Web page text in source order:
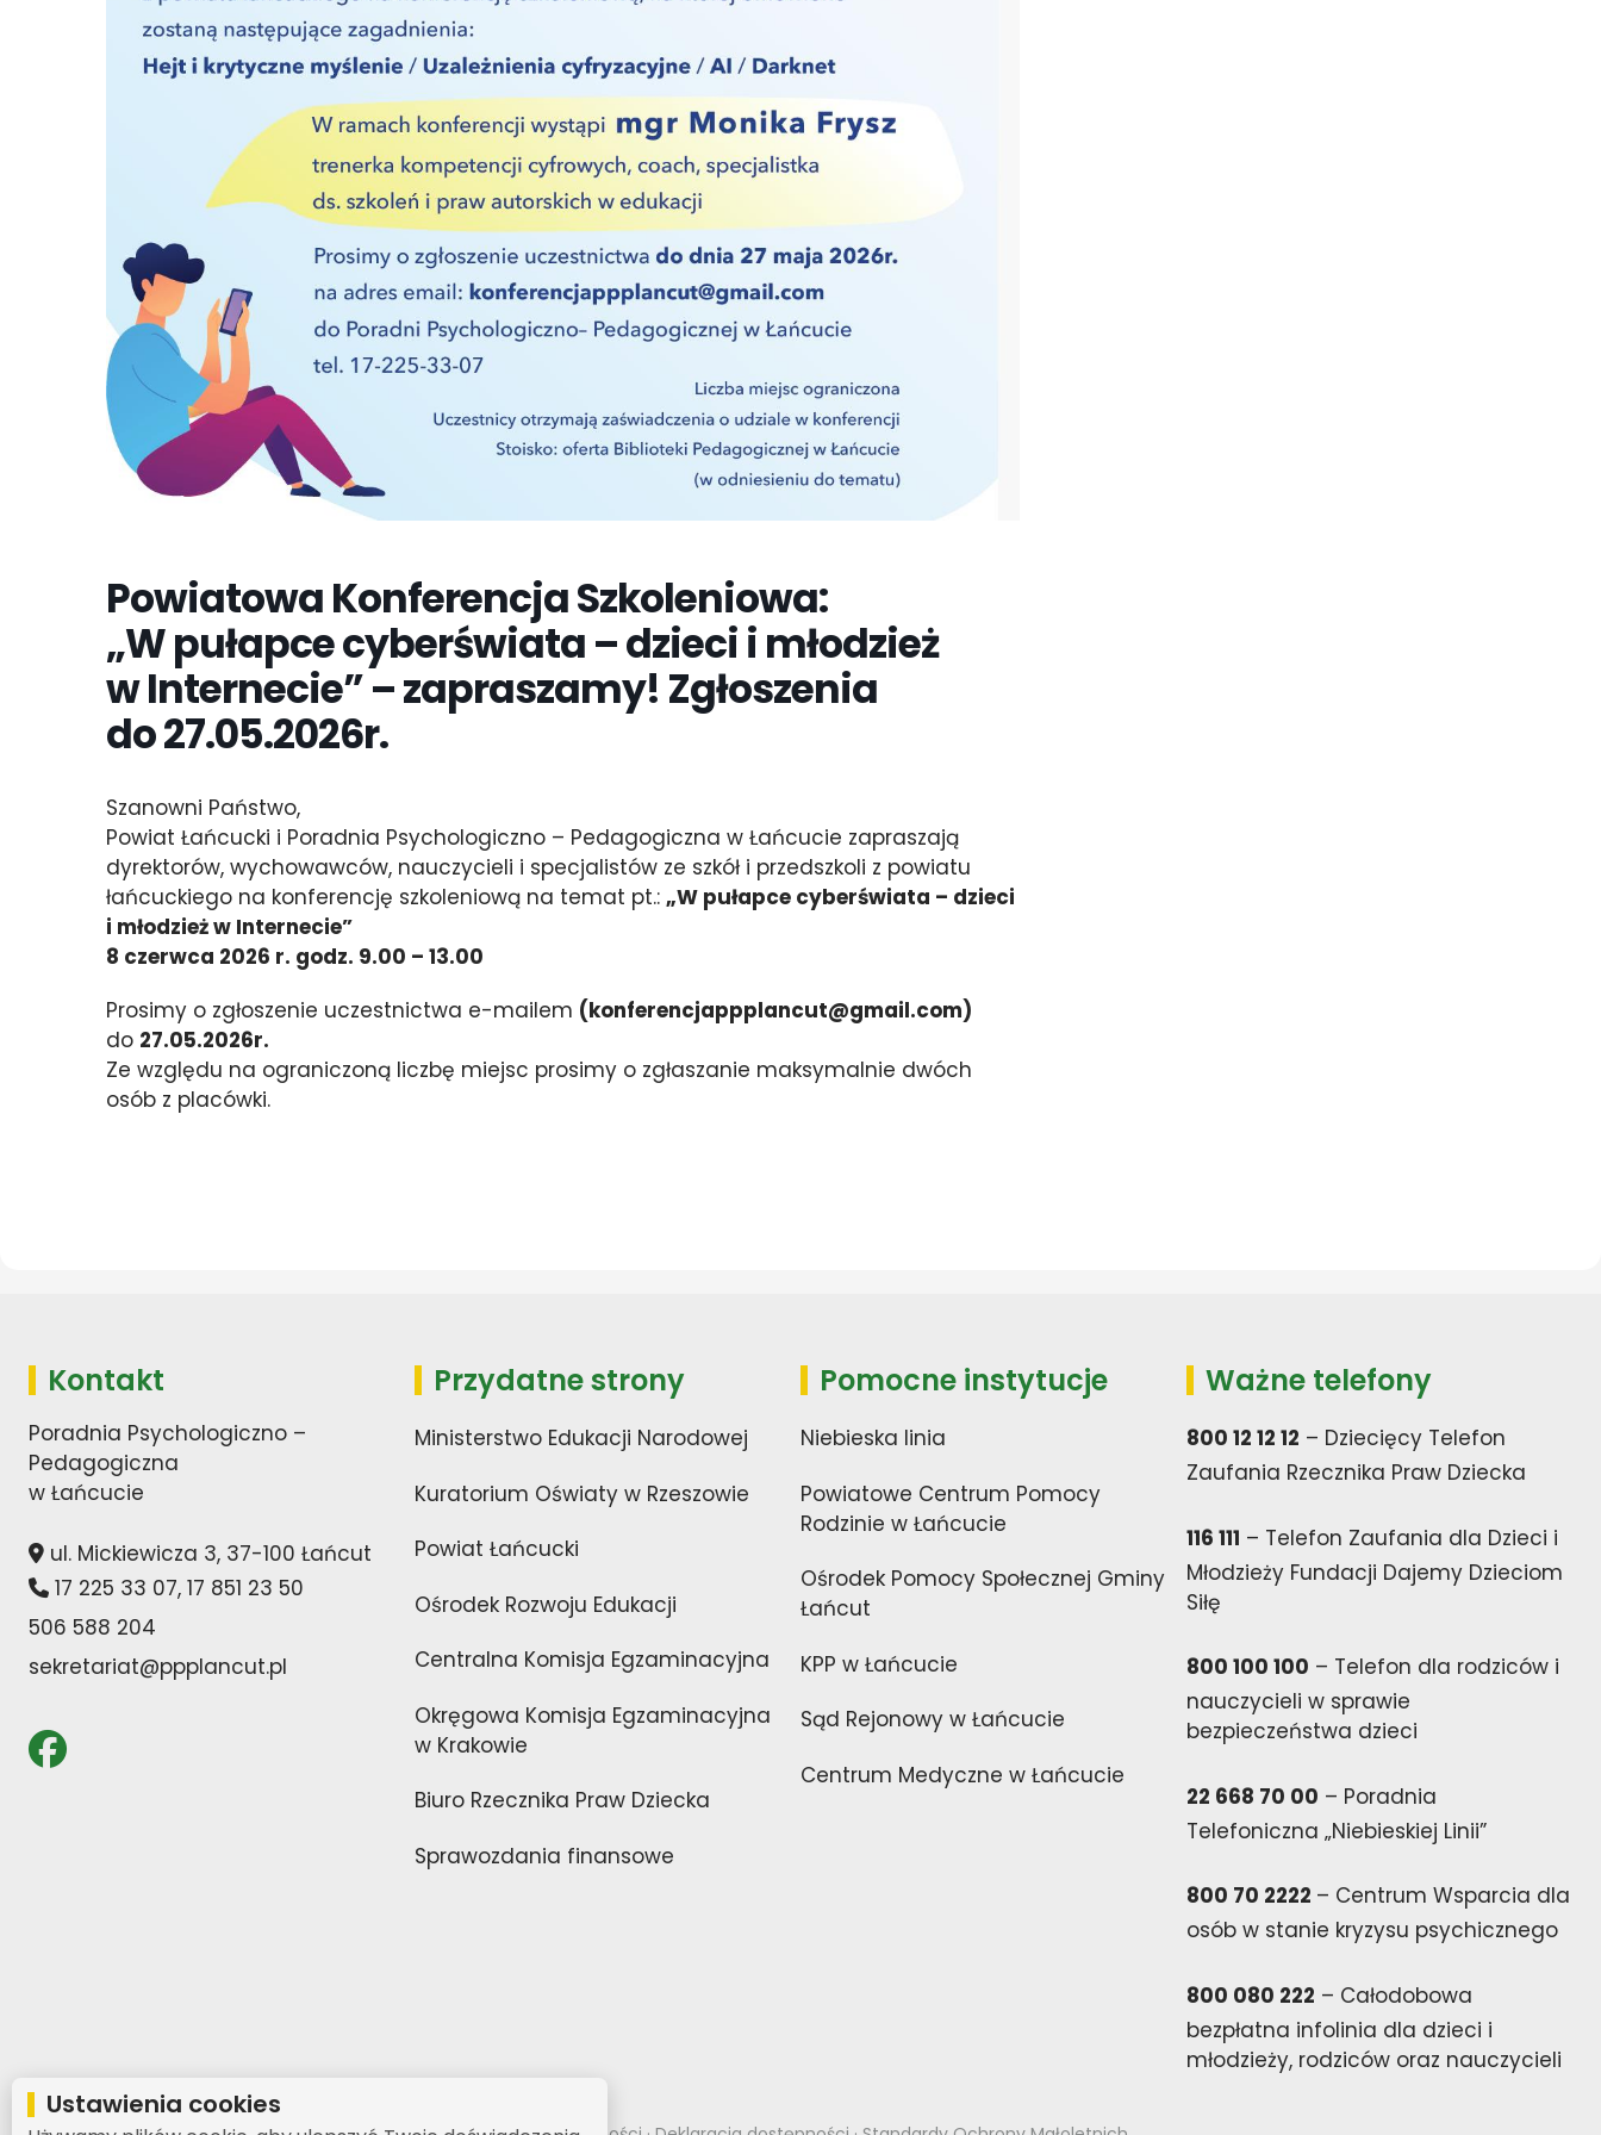
Powiatowa Konferencja Szkoleniowa:
„W pułapce cyberświata – dzieci i młodzież
w Internecie” – zapraszamy! Zgłoszenia
do 27.05.2026r.
Szanowni Państwo,
Powiat Łańcucki i Poradnia Psychologiczno – Pedagogiczna w Łańcucie zapraszają
dyrektorów, wychowawców, nauczycieli i specjalistów ze szkół i przedszkoli z powiatu
łańcuckiego na konferencję szkoleniową na temat pt.: „W pułapce cyberświata – dzieci
i młodzież w Internecie”
8 czerwca 2026 r. godz. 9.00 – 13.00
Prosimy o zgłoszenie uczestnictwa e-mailem (konferencjappplancut@gmail.com)
do 27.05.2026r.
Ze względu na ograniczoną liczbę miejsc prosimy o zgłaszanie maksymalnie dwóch
osób z placówki.
Kontakt
Poradnia Psychologiczno –
Pedagogiczna
w Łańcucie
ul. Mickiewicza 3, 37-100 Łańcut
17 225 33 07, 17 851 23 50
506 588 204
sekretariat@ppplancut.pl
Przydatne strony
Ministerstwo Edukacji Narodowej
Kuratorium Oświaty w Rzeszowie
Powiat Łańcucki
Ośrodek Rozwoju Edukacji
Centralna Komisja Egzaminacyjna
Okręgowa Komisja Egzaminacyjna
w Krakowie
Biuro Rzecznika Praw Dziecka
Sprawozdania finansowe
Pomocne instytucje
Niebieska linia
Powiatowe Centrum Pomocy
Rodzinie w Łańcucie
Ośrodek Pomocy Społecznej Gminy
Łańcut
KPP w Łańcucie
Sąd Rejonowy w Łańcucie
Centrum Medyczne w Łańcucie
Ważne telefony
800 12 12 12 – Dziecięcy Telefon
Zaufania Rzecznika Praw Dziecka
116 111 – Telefon Zaufania dla Dzieci i
Młodzieży Fundacji Dajemy Dzieciom
Siłę
800 100 100 – Telefon dla rodziców i
nauczycieli w sprawie
bezpieczeństwa dzieci
22 668 70 00 – Poradnia
Telefoniczna „Niebieskiej Linii”
800 70 2222 – Centrum Wsparcia dla
osób w stanie kryzysu psychicznego
800 080 222 – Całodobowa
bezpłatna infolinia dla dzieci i
młodzieży, rodziców oraz nauczycieli
Ustawienia cookies